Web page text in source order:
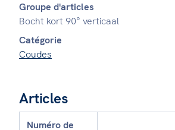
Groupe d'articles
Bocht kort 90° verticaal
Catégorie
Coudes
Articles
Numéro de